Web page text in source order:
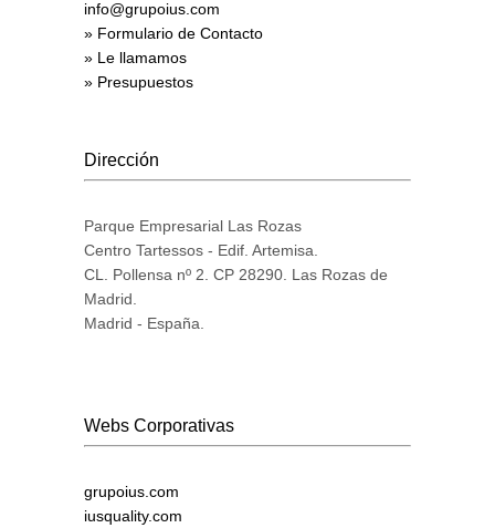
info@grupoius.com
» Formulario de Contacto
» Le llamamos
» Presupuestos
Dirección
Parque Empresarial Las Rozas
Centro Tartessos - Edif. Artemisa.
CL. Pollensa nº 2. CP 28290. Las Rozas de
Madrid.
Madrid - España.
Webs Corporativas
grupoius.com
iusquality.com